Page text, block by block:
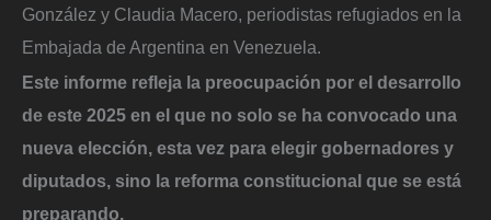
González y Claudia Macero, periodistas refugiados en la
Embajada de Argentina en Venezuela.
Este informe refleja la preocupación por el desarrollo
de este 2025 en el que no solo se ha convocado una
nueva elección, esta vez para elegir gobernadores y
diputados, sino la reforma constitucional que se está
preparando.